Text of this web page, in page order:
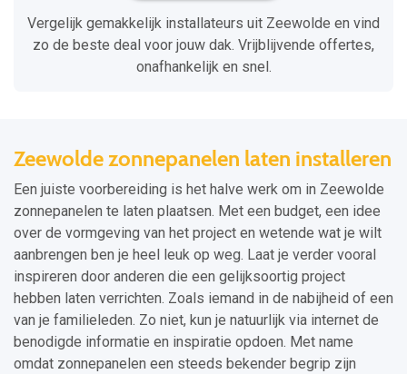
Vergelijk gemakkelijk installateurs uit Zeewolde en vind
zo de beste deal voor jouw dak. Vrijblijvende offertes,
onafhankelijk en snel.
Zeewolde zonnepanelen laten installeren
Een juiste voorbereiding is het halve werk om in Zeewolde
zonnepanelen te laten plaatsen. Met een budget, een idee
over de vormgeving van het project en wetende wat je wilt
aanbrengen ben je heel leuk op weg. Laat je verder vooral
inspireren door anderen die een gelijksoortig project
hebben laten verrichten. Zoals iemand in de nabijheid of een
van je familieleden. Zo niet, kun je natuurlijk via internet de
benodigde informatie en inspiratie opdoen. Met name
omdat zonnepanelen een steeds bekender begrip zijn